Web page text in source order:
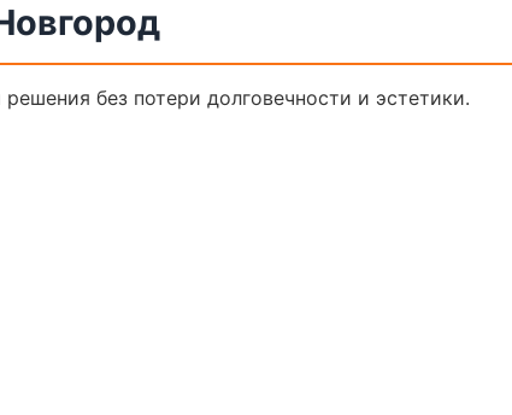
без потери долговечности и эстетики.